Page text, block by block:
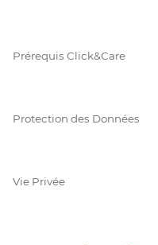
Prérequis Click&Care
Protection des Données
Vie Privée